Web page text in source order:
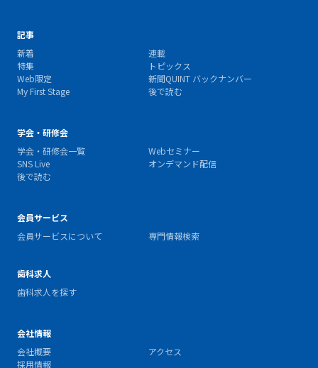
記事
新着
連載
特集
トピックス
Web限定
新聞QUINT バックナンバー
My First Stage
後で読む
学会・研修会
学会・研修会一覧
Webセミナー
SNS Live
オンデマンド配信
後で読む
会員サービス
会員サービスについて
専門情報検索
歯科求人
歯科求人を探す
会社情報
会社概要
アクセス
採用情報